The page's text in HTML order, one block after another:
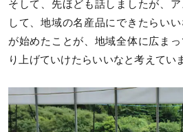
そして、先ほども話しましたが、
して、地域の名産品にできたらい
が始めたことが、地域全体に広ま
り上げていけたらいいなと考えてい